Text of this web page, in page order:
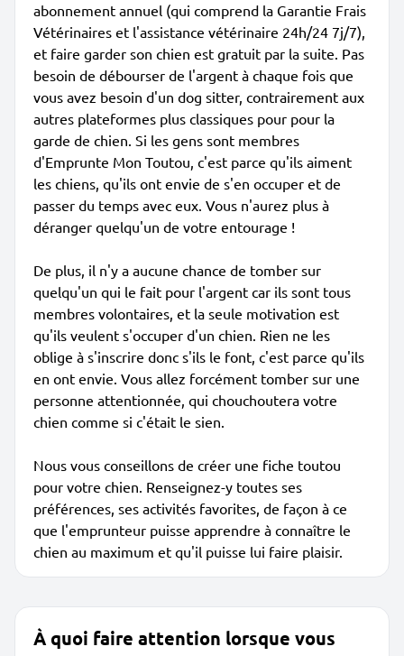
abonnement annuel (qui comprend la Garantie Frais
Vétérinaires et l'assistance vétérinaire 24h/24 7j/7),
et faire garder son chien est gratuit par la suite. Pas
besoin de débourser de l'argent à chaque fois que
vous avez besoin d'un dog sitter, contrairement aux
autres plateformes plus classiques pour pour la
garde de chien. Si les gens sont membres
d'Emprunte Mon Toutou, c'est parce qu'ils aiment
les chiens, qu'ils ont envie de s'en occuper et de
passer du temps avec eux. Vous n'aurez plus à
déranger quelqu'un de votre entourage !
De plus, il n'y a aucune chance de tomber sur
quelqu'un qui le fait pour l'argent car ils sont tous
membres volontaires, et la seule motivation est
qu'ils veulent s'occuper d'un chien. Rien ne les
oblige à s'inscrire donc s'ils le font, c'est parce qu'ils
en ont envie. Vous allez forcément tomber sur une
personne attentionnée, qui chouchoutera votre
chien comme si c'était le sien.
Nous vous conseillons de créer une fiche toutou
pour votre chien. Renseignez-y toutes ses
préférences, ses activités favorites, de façon à ce
que l'emprunteur puisse apprendre à connaître le
chien au maximum et qu'il puisse lui faire plaisir.
À quoi faire attention lorsque vous